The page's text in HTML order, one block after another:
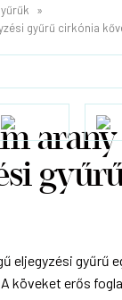
gyűrű cirkónia
arany
eljegyzési gyűrű
köveket erős